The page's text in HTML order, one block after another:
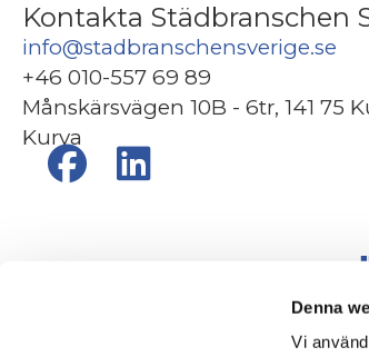
Denna
Vi
Kontakta Städbranschen
info@stadbranschensverige.se
+46 010-557 69 89
Månskärsvägen 10B - 6tr, 141 75
Kurva